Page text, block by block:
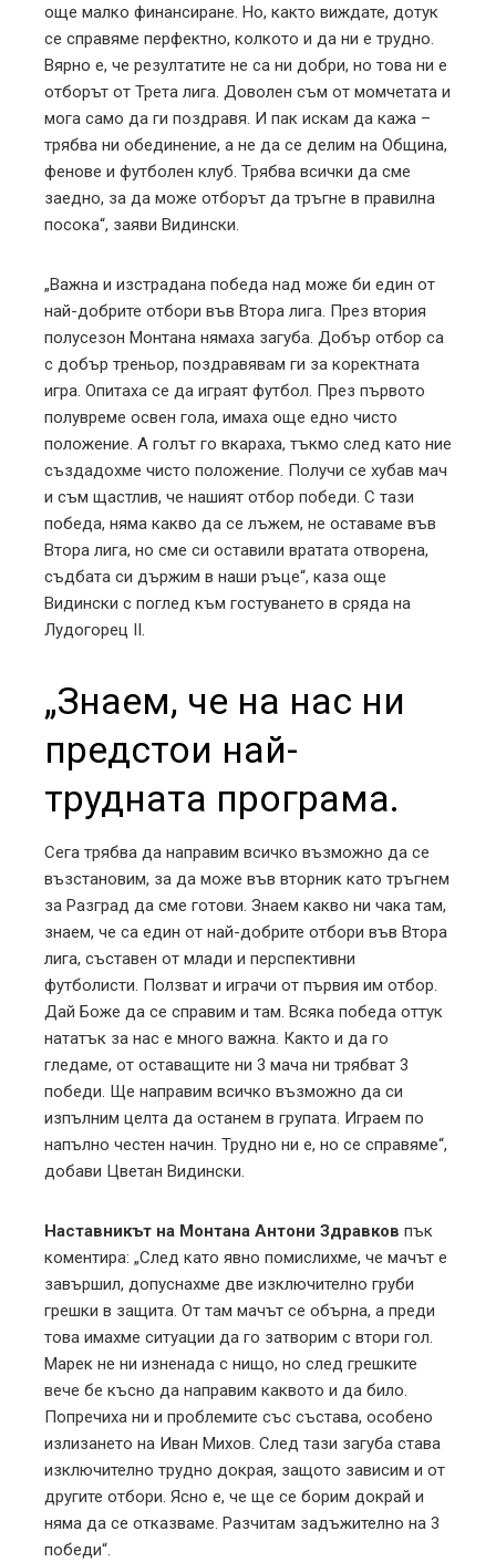
още малко финансиране. Но, както виждате, дотук
се справяме перфектно, колкото и да ни е трудно.
Вярно е, че резултатите не са ни добри, но това ни е
отборът от Трета лига. Доволен съм от момчетата и
мога само да ги поздравя. И пак искам да кажа –
трябва ни обединение, а не да се делим на Община,
фенове и футболен клуб. Трябва всички да сме
заедно, за да може отборът да тръгне в правилна
посока“, заяви Видински.
„Важна и изстрадана победа над може би един от
най-добрите отбори във Втора лига. През втория
полусезон Монтана нямаха загуба. Добър отбор са
с добър треньор, поздравявам ги за коректната
игра. Опитаха се да играят футбол. През първото
полувреме освен гола, имаха още едно чисто
положение. А голът го вкараха, тъкмо след като ние
създадохме чисто положение. Получи се хубав мач
и съм щастлив, че нашият отбор победи. С тази
победа, няма какво да се лъжем, не оставаме във
Втора лига, но сме си оставили вратата отворена,
съдбата си държим в наши ръце“, каза още
Видински с поглед към гостуването в сряда на
Лудогорец II.
„Знаем, че на нас ни
предстои най-
трудната програма.
Сега трябва да направим всичко възможно да се
възстановим, за да може във вторник като тръгнем
за Разград да сме готови. Знаем какво ни чака там,
знаем, че са един от най-добрите отбори във Втора
лига, съставен от млади и перспективни
футболисти. Ползват и играчи от първия им отбор.
Дай Боже да се справим и там. Всяка победа оттук
нататък за нас е много важна. Както и да го
гледаме, от оставащите ни 3 мача ни трябват 3
победи. Ще направим всичко възможно да си
изпълним целта да останем в групата. Играем по
напълно честен начин. Трудно ни е, но се справяме“,
добави Цветан Видински.
Наставникът на Монтана Антони Здравков пък
коментира: „След като явно помислихме, че мачът е
завършил, допуснахме две изключително груби
грешки в защита. От там мачът се обърна, а преди
това имахме ситуации да го затворим с втори гол.
Марек не ни изненада с нищо, но след грешките
вече бе късно да направим каквото и да било.
Попречиха ни и проблемите със състава, особено
излизането на Иван Михов. След тази загуба става
изключително трудно докрая, защото зависим и от
другите отбори. Ясно е, че ще се борим докрай и
няма да се отказваме. Разчитам задъжително на 3
победи“.